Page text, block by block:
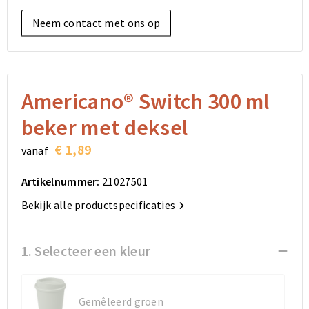
Elektronica, Gadgets en USB
Sleutelhangers en Lanyards
Anti-stress
Lampen en Gereedschap
Aanstekers
Snoepgoed
Sinterklaas
Reistassensets
Goodiebags
Golftassen
Opvouwbare tassen
Autotassen
Matrozentassen
Schoudertassen
Rugzakken
Accessoires voor tassen
Bodywarmers
Kleding sets
Reistassensets
Goodiebags
Golftassen
Opvouwbare tassen
Autotassen
Matrozentassen
Schoudertassen
Rugzakken
Accessoires voor tassen
Overhemden
Jassen
Broeken en Rokken
Schoenen
Neem contact met ons op
Americano® Switch 300 ml
beker met deksel
vanaf € 1,89
Artikelnummer: 21027501
Bekijk alle productspecificaties
1. Selecteer een kleur
Gemêleerd groen